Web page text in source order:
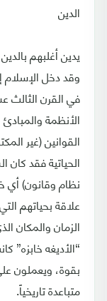
الدين
يدين أغلبهم
وقد دخل الإسلام
في القرن الثالث
الأنظمة
القوانين (غير
الحياتية فقد كان
نظام وقانون) أي
علاقة بحياتهم
الزمان والمكان
“الأديغه خابزه”
بقوة، ويعملون
متباعدة تاريخياً.